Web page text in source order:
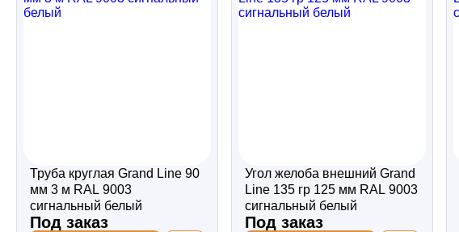
Труба круглая Grand Line 90
мм 3 м RAL 9003
сигнальный белый
Под заказ
Угол желоба внешний Grand
Line 135 гр 125 мм RAL 9003
сигнальный белый
Под заказ